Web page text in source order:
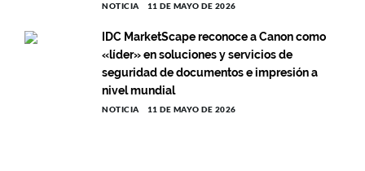
NOTICIA 11 DE MAYO DE 2026
IDC MarketScape reconoce a Canon como
«líder» en soluciones y servicios de
seguridad de documentos e impresión a
nivel mundial
NOTICIA 11 DE MAYO DE 2026